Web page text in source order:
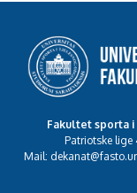
Fakultet sporta
Patriotske lige
Mail: